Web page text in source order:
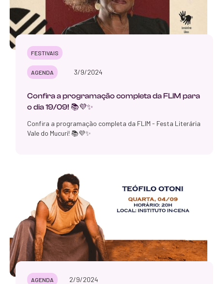
FESTIVAIS
AGENDA 3/9/2024
‍Confira a programação completa da FLIM para
o dia 19/09! 📚💜✨
Confira a programação completa da FLIM - Festa Literária
Vale do Mucuri! 📚💜✨
AGENDA 2/9/2024